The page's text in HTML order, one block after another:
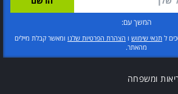
המשך עם:
ל תנאי שימוש ו הצהרת הפרטיות שלנו ומאשר קבלת מיילים
מהאתר.
ומשפחה